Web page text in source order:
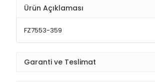
Ürün Açıklaması
FZ7553-359
Garanti ve Teslimat